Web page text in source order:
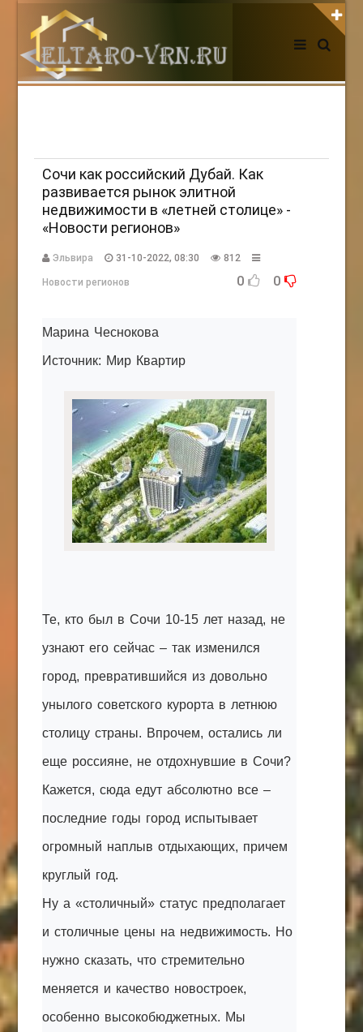
АВТОРИЗАЦИЯ НА САЙТЕ
Регистрация
НОВОСТИ СЕГОДНЯ
Edgarpo26@gmail.com
axin.ed@yandex.ru
yrikf40@gmail.com
Eltaro-Vrn.ru
Сочи как российский Дубай. Как
развивается рынок элитной
недвижимости в «летней столице» -
«Новости регионов»
Эльвира 31-10-2022, 08:30 812
Новости регионов 0 0
Марина Чеснокова
Источник: Мир Квартир
Те, кто был в Сочи 10-15 лет назад, не
узнают его сейчас – так изменился
город, превратившийся из довольно
унылого советского курорта в летнюю
столицу страны. Впрочем, остались ли
еще россияне, не отдохнувшие в Сочи?
Кажется, сюда едут абсолютно все –
последние годы город испытывает
огромный наплыв отдыхающих, причем
круглый год.
Ну а «столичный» статус предполагает
и столичные цены на недвижимость. Но
нужно сказать, что стремительно
меняется и качество новостроек,
особенно высокобюджетных. Мы